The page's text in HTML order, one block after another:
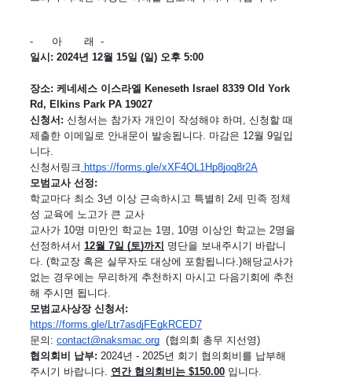
-      아       래  -
일시: 2024년 12월 15일 (일) 오후 5:00
장소: 케네세스 이스라엘 Keneseth Israel 8339 Old York
Rd, Elkins Park PA 19027
신청서: 신청서는 참가자 개인이 작성해야 하며, 신청할 때
제출한 이메일로 안내문이 발송됩니다. 마감은 12월 9일입
니다.
신청서링크 https://forms.gle/xXF4QL1Hp8joq8r2A
모범교사 선정:
학교마다 최소 3년 이상 근속하시고 특별히 2세 민족 정체
성 교육에 노고가 큰 교사
교사가 10명 미만인 학교는 1명, 10명 이상인 학교는 2명을
선정하셔서 12월 7일 (토)까지 명단을 보내주시기 바랍니
다. (학교장 혹은 실무자도 대상에 포함됩니다.)해당교사가
없는 경우에는 무리하게 추천하지 마시고 다음기회에 추천
해 주시면 됩니다.
https://forms.gle/Ltr7asdjFEgkRCED7
문의: contact@naksmac.org (협의회 총무 지선영)
협의회비 납부: 2024년 - 2025년 회기 협의회비를 납부해
주시기 바랍니다. 연간 협의회비는 $150.00 입니다.